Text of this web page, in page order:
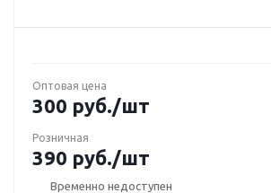
Оптовая цена
300 руб./шт
Розничная
390 руб./шт
Временно недоступен